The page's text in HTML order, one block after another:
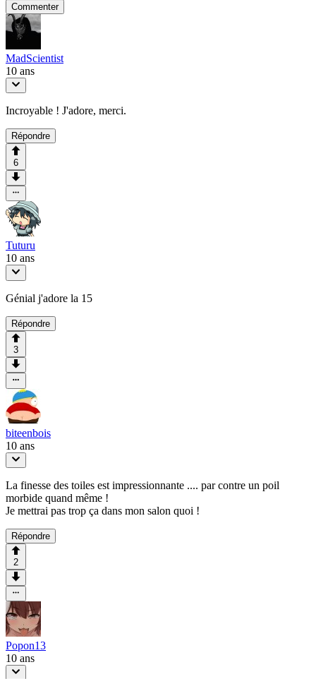
Commenter
MadScientist
10 ans
Incroyable ! J'adore, merci.
Répondre
6
Tuturu
10 ans
Génial j'adore la 15
Répondre
3
biteenbois
10 ans
La finesse des toiles est impressionnante .... par contre un poil
morbide quand même !
Je mettrai pas trop ça dans mon salon quoi !
Répondre
2
Popon13
10 ans